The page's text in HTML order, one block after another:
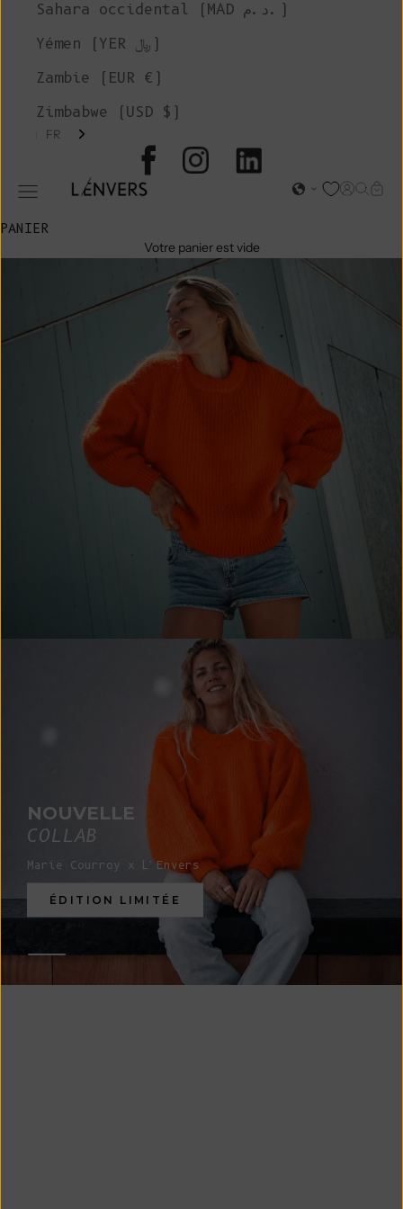
L'ENVERS
Ouvrir le menu de navigation Page
Sahara occidental (MAD د.م.)
Yémen (YER ﷼)
Zambie (EUR €)
Zimbabwe (USD $)
FR
PANIER
Votre panier est vide
NOUVELLE
COLLAB
Marie Courroy x L'Envers
ÉDITION LIMITÉE